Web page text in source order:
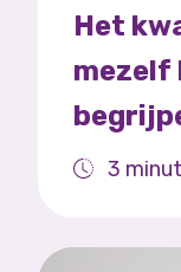
Het
mezelf
leven
3